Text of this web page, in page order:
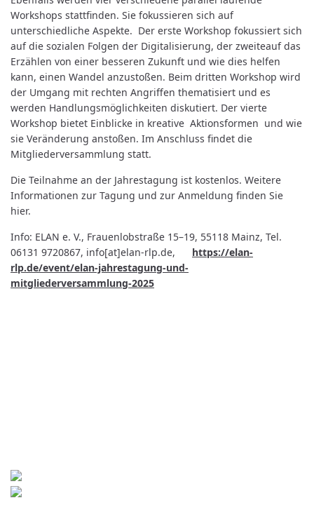
Workshops stattfinden. Sie fokussieren sich auf
unterschiedliche Aspekte. Der erste Workshop fokussiert sich
auf die sozialen Folgen der Digitalisierung, der zweiteauf das
Erzählen von einer besseren Zukunft und wie dies helfen
kann, einen Wandel anzustoßen. Beim dritten Workshop wird
der Umgang mit rechten Angriffen thematisiert und es
werden Handlungsmöglichkeiten diskutiert. Der vierte
Workshop bietet Einblicke in kreative Aktionsformen und wie
sie Veränderung anstoßen. Im Anschluss findet die
Mitgliederversammlung statt.
Die Teilnahme an der Jahrestagung ist kostenlos. Weitere
Informationen zur Tagung und zur Anmeldung finden Sie
hier.
Info: ELAN e. V., Frauenlobstraße 15–19, 55118 Mainz, Tel.
06131 9720867, info[at]elan-rlp.de,
https://elan-
rlp.de/event/elan-jahrestagung-und-
mitgliederversammlung-2025